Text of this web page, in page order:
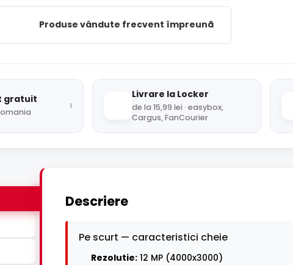
Produse vândute frecvent împreună
gratuit ›
Livrare la Locker
de la 15,99 lei · easybox,
Cargus, FanCourier
Descriere
Pe scurt — caracteristici cheie
Rezolutie: 12 MP (4000x3000)